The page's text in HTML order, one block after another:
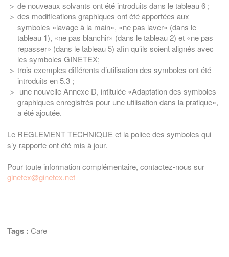
de nouveaux solvants ont été introduits dans le tableau 6 ;
des modifications graphiques ont été apportées aux
symboles «lavage à la main», «ne pas laver» (dans le
tableau 1), «ne pas blanchir» (dans le tableau 2) et «ne pas
repasser» (dans le tableau 5) afin qu’ils soient alignés avec
les symboles GINETEX;
trois exemples différents d’utilisation des symboles ont été
introduits en 5.3 ;
une nouvelle Annexe D, intitulée «Adaptation des symboles
graphiques enregistrés pour une utilisation dans la pratique»,
a été ajoutée.
Le REGLEMENT TECHNIQUE et la police des symboles qui
s’y rapporte ont été mis à jour.
Pour toute information complémentaire, contactez-nous sur
ginetex@ginetex.net
Tags : Care